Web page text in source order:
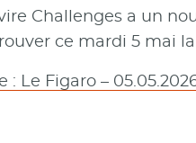
Challenges a un
ce mardi 5 mai
: Le Figaro –